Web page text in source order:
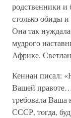
родственники и
столько обиды
Она так
мудрого
Африке.
Кеннан писал:
Вашей
требовала Ваша
СССР, тогда,